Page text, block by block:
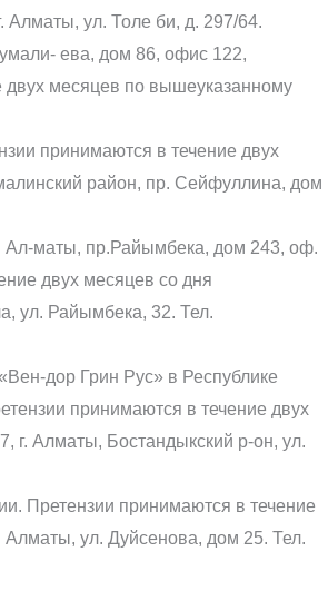
Алматы, ул. Толе би, д. 297/64.
ева, дом 86, офис 122,
двух месяцев по вышеуказанному
принимаются в течение двух
район, пр. Сейфуллина, дом
Ал-маты, пр.Райымбека, дом 243, оф.
двух месяцев со дня
ул. Райымбека, 32. Тел.
дор Грин Рус» в Республике
принимаются в течение двух
г. Алматы, Бостандыкский р-он, ул.
Претензии принимаются в течение
Алматы, ул. Дуйсенова, дом 25. Тел.